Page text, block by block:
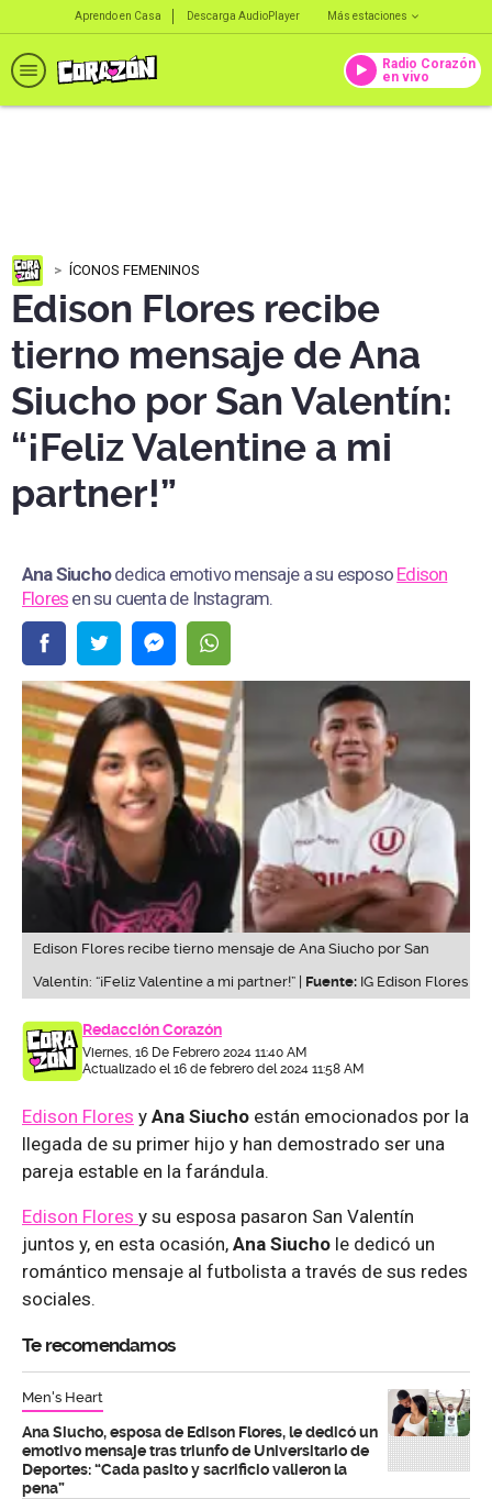
Aprendo en Casa Descarga AudioPlayer Más estaciones
Radio Corazón
en vivo
ÍCONOS FEMENINOS
Edison Flores recibe
tierno mensaje de Ana
Siucho por San Valentín:
“¡Feliz Valentine a mi
partner!”
Ana Siuchodedica emotivo mensaje a su esposo Edison
Flores en su cuenta de Instagram.
Edison Flores recibe tierno mensaje de Ana Siucho por San
Valentín: “¡Feliz Valentine a mi partner!” | Fuente: IG Edison Flores
Redacción Corazón
Viernes, 16 De Febrero 2024 11:40 AM
Actualizado el 16 de febrero del 2024 11:58 AM
Edison Flores y Ana Siucho están emocionados por la
llegada de su primer hijo y han demostrado ser una
pareja estable en la farándula.
Edison Flores y su esposa pasaron San Valentín
juntos y, en esta ocasión, Ana Siucho le dedicó un
romántico mensaje al futbolista a través de sus redes
sociales.
Te recomendamos
Men's Heart
Ana Siucho, esposa de Edison Flores, le dedicó un
emotivo mensaje tras triunfo de Universitario de
Deportes: “Cada pasito y sacrificio valieron la
pena”